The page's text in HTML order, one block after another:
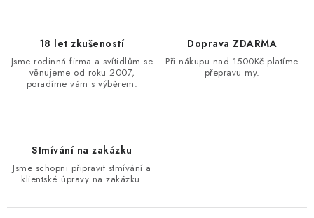
18 let zkušeností
Jsme rodinná firma a svítidlům se
věnujeme od roku 2007,
poradíme vám s výběrem.
Doprava ZDARMA
Při nákupu nad 1500Kč platíme
přepravu my.
Stmívání na zakázku
Jsme schopni připravit stmívání a
klientské úpravy na zakázku.